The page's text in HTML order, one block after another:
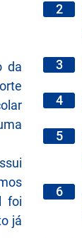
da
foi
já
2
3
4
5
6